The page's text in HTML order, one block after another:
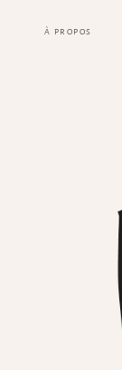
À PROPOS